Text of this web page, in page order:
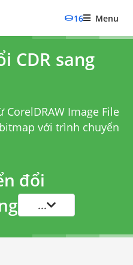
16 Menu
CDR sang
Image File
với trình chuyển
đổi
...